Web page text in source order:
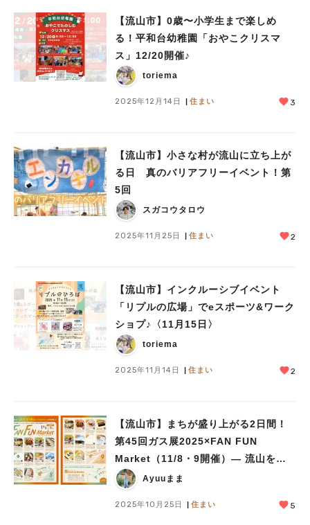
【流山市】0歳〜小学生まで楽しめ
る！平和台幼稚園「おやこクリスマ
ス」12/20開催♪
toriema
2025年12月14日 住まい 3
【流山市】小さな村が流山に立ち上が
る日 真のバリアフリーイベント！第
5回
スガコウタロウ
2025年11月25日 住まい 2
【流山市】インクルーシブイベント
「リプルの広場」でeスポーツ&ワーク
ショプ♪〈11月15日〉
toriema
2025年11月14日 住まい 2
【流山市】まちが盛り上がる2日間！
第45回ガス展2025×FAN FUN
Market（11/8・9開催）— 流山を代
表する出店に注目！
Ayuuまま
2025年10月25日 住まい 5